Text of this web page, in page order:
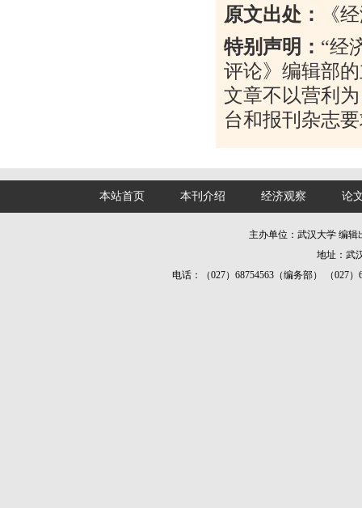
原文出处：
《
特别声明： “经
评论》编辑部
文章不以营利
台和报刊杂志
本站首页 本刊介绍 经济观察 论
主办单位：武汉大学 编
地址：武
电话：（027）68754563（编务部） （027